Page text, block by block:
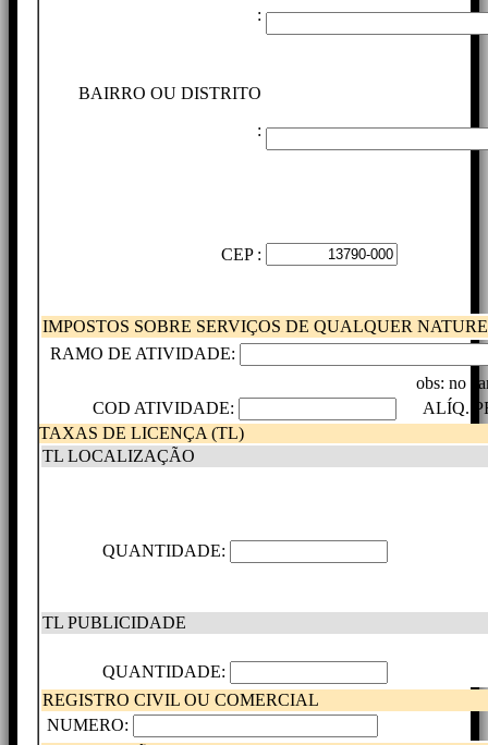
:
BAIRRO OU DISTRITO
:
CEP :
IMPOSTOS SOBRE SERVIÇOS DE QUALQUER
RAMO DE ATIVIDADE:
obs: no
COD ATIVIDADE:
ALÍQ.
TAXAS DE LICENÇA (TL)
TL LOCALIZAÇÃO
QUANTIDADE:
TL PUBLICIDADE
QUANTIDADE:
REGISTRO CIVIL OU COMERCIAL
NUMERO: